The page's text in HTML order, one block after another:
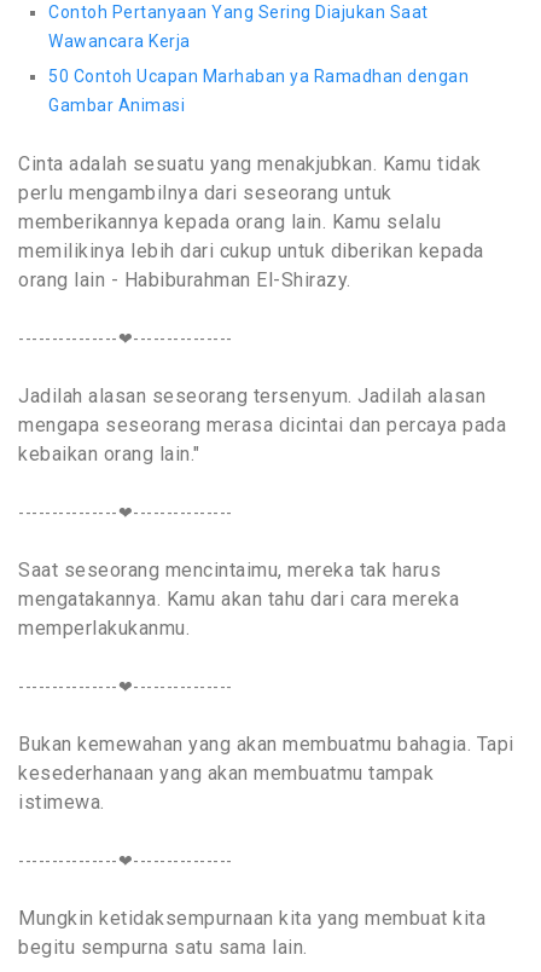
Contoh Pertanyaan Yang Sering Diajukan Saat
Wawancara Kerja
50 Contoh Ucapan Marhaban ya Ramadhan dengan
Gambar Animasi
Cinta adalah sesuatu yang menakjubkan. Kamu tidak
perlu mengambilnya dari seseorang untuk
memberikannya kepada orang lain. Kamu selalu
memilikinya lebih dari cukup untuk diberikan kepada
orang lain - Habiburahman El-Shirazy.
---------------❤---------------
Jadilah alasan seseorang tersenyum. Jadilah alasan
mengapa seseorang merasa dicintai dan percaya pada
kebaikan orang lain."
---------------❤---------------
Saat seseorang mencintaimu, mereka tak harus
mengatakannya. Kamu akan tahu dari cara mereka
memperlakukanmu.
---------------❤---------------
Bukan kemewahan yang akan membuatmu bahagia. Tapi
kesederhanaan yang akan membuatmu tampak
istimewa.
---------------❤---------------
Mungkin ketidaksempurnaan kita yang membuat kita
begitu sempurna satu sama lain.